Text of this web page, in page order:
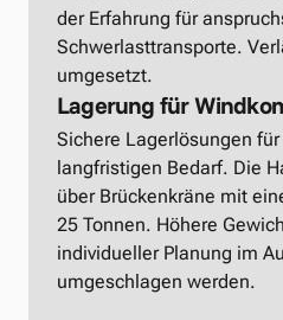
der Erfahrung für
Schwerlasttransporte.
umgesetzt.
Lagerung für
Sichere Lagerlösungen
langfristigen Bedarf. Die
über Brückenkräne mit
25 Tonnen. Höhere
individueller Planung im
umgeschlagen werden.